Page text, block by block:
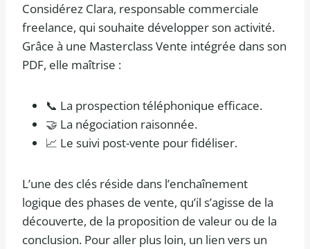
Considérez Clara, responsable commerciale
freelance, qui souhaite développer son activité.
Grâce à une Masterclass Vente intégrée dans son
PDF, elle maîtrise :
📞 La prospection téléphonique efficace.
🤝 La négociation raisonnée.
📈 Le suivi post-vente pour fidéliser.
L’une des clés réside dans l’enchaînement
logique des phases de vente, qu’il s’agisse de la
découverte, de la proposition de valeur ou de la
conclusion. Pour aller plus loin, un lien vers un